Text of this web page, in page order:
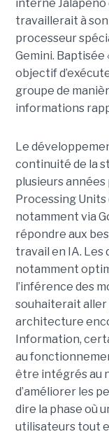
interne Jalapeño
travaillerait à
processeur
Gemini. Baptisée
objectif
groupe de
informations
Le
continuité de la
plusieurs années
Processing Units
notamment via
répondre aux
travail en IA. Les
notamment
l’inférence des
souhaiterait aller
architecture
Information,
au
être intégrés au
d’améliorer les
dire la phase où
utilisateurs tout